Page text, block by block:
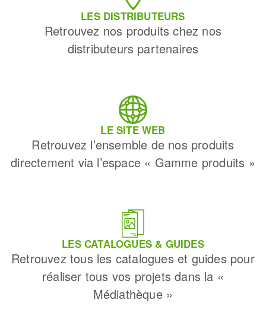
LES DISTRIBUTEURS
Retrouvez nos produits chez nos
distributeurs partenaires
LE SITE WEB
Retrouvez l’ensemble de nos produits
directement via l’espace « Gamme produits »
LES CATALOGUES & GUIDES
Retrouvez tous les catalogues et guides pour
réaliser tous vos projets dans la «
Médiathèque »